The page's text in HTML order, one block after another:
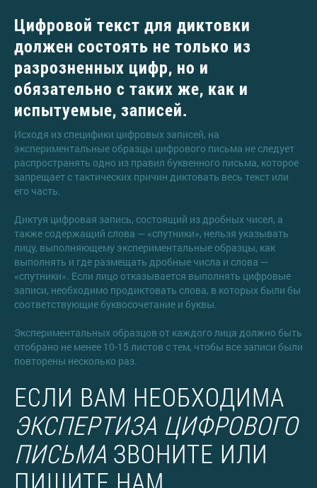
Цифровой текст для диктовки
должен состоять не только из
разрозненных цифр, но и
обязательно с таких же, как и
испытуемые, записей.
Исходя из специфики цифровых записей, на
экспериментальные образцы цифрового письма не следует
распространять одно из правил буквенного письма, которое
запрещает с тактических причин диктовать весь текст или
его часть.
Диктуя цифровая запись, состоящий из дробных чисел, а
также содержащий слова — «спутники», нельзя указывать
лицу, выполняющему экспериментальные образцы, как
выполнять и где размещать дробные числа и слова —
«спутники». Если лицо отказывается выполнять цифровые
записи, необходимо продиктовать слова, в которых были бы
соответствующие буквосочетание и буквы.
Экспериментальных образцов от каждого лица должно быть
отобрано не менее 10-15 листов с тем, чтобы все записи были
повторены несколько раз.
ЕСЛИ ВАМ НЕОБХОДИМА
ЭКСПЕРТИЗА ЦИФРОВОГО
ПИСЬМА ЗВОНИТЕ ИЛИ